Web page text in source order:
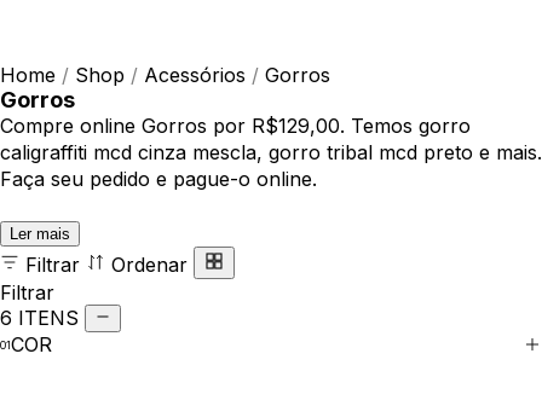
Home / Shop / Acessórios / Gorros
Gorros
Compre online Gorros por R$129,00. Temos gorro
caligraffiti mcd cinza mescla, gorro tribal mcd preto e mais.
Faça seu pedido e pague-o online.
Ler mais
Filtrar
Ordenar
Filtrar
6 ITENS
COR